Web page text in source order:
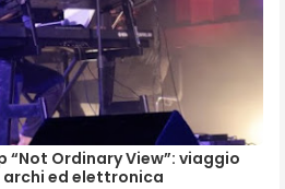
“Not Ordinary View”: viaggio
ed elettronica